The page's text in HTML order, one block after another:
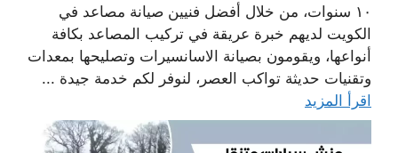
١٠ سنوات، من خلال أفضل فنيين صيانة مصاعد في
الكويت لديهم خبرة عريقة في تركيب المصاعد بكافة
أنواعها، ويقومون بصيانة الاسانسيرات وتصليحها بمعدات
وتقنيات حديثة تواكب العصر، لنوفر لكم خدمة جيدة ...
اقرأ المزيد